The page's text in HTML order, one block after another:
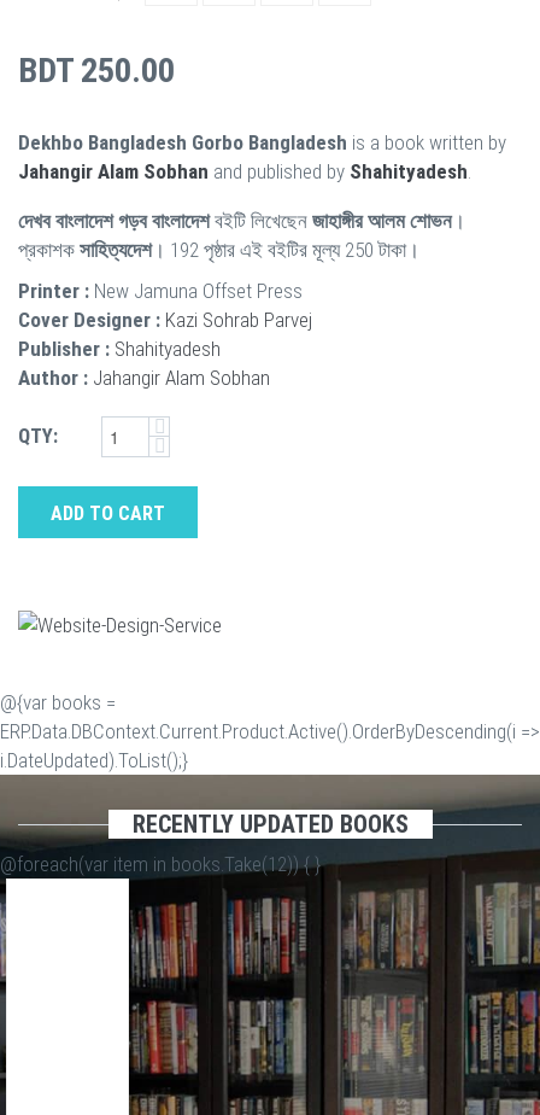
BDT 250.00
Dekhbo Bangladesh Gorbo Bangladesh is a book written by
Jahangir Alam Sobhan and published by Shahityadesh
দেখব বাংলাদেশ গড়ব বাংলাদেশবইটি লিখেছেন জাহাঙ্গীর আলম শোভন।
প্রকাশক সাহিত্যদেশ। 192 পৃষ্ঠার এই বইটির মূল্য 250 টাকা।
Printer : New Jamuna Offset Press
Cover Designer : Kazi Sohrab Parvej
Publisher : Shahityadesh
Author : Jahangir Alam Sobhan
QTY:
ADD TO CART
@{var books =
ERP.Data.DBContext.Current.Product.Active().OrderByDescending(i =>
i.DateUpdated).ToList();}
RECENTLY UPDATED BOOKS
@foreach(var item in books.Take(12)) {}